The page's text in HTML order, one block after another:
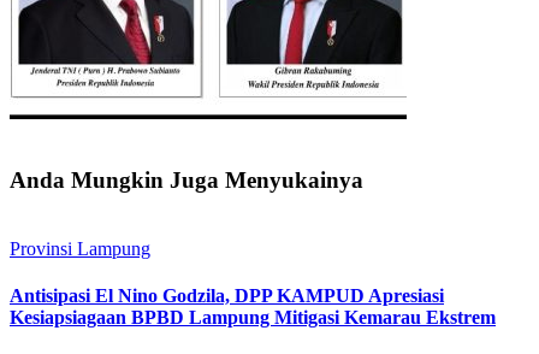
Anda Mungkin Juga Menyukainya
Provinsi Lampung
Antisipasi El Nino Godzila, DPP KAMPUD Apresiasi
Kesiapsiagaan BPBD Lampung Mitigasi Kemarau Ekstrem